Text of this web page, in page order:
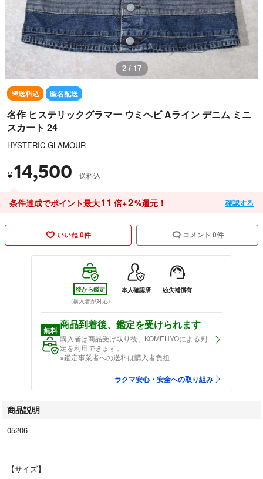
2 / 17
送料込 匿名配送
名作 ヒステリックグラマー ウミヘビ Aライン デニム ミニ
スカート 24
HYSTERIC GLAMOUR
¥14,500 送料込
条件達成でポイント最大11 倍+2%還元！ 確認する
いいね 0件 コメント 0件
後から鑑定
(購入者が対応)
本人確認済 紛失補償有
無料 商品到着後、鑑定を受けられます
購入者は商品受け取り後、KOMEHYOによる判
定を利用できます。
※鑑定事業者への送料は購入者負担
ラクマ安心・安全への取り組み
商品説明
05206
【サイズ】